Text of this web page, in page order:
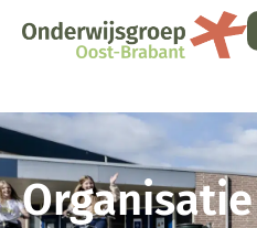
Organisatie